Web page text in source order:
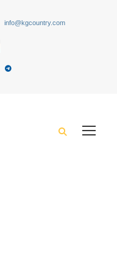
info@kgcountry.com